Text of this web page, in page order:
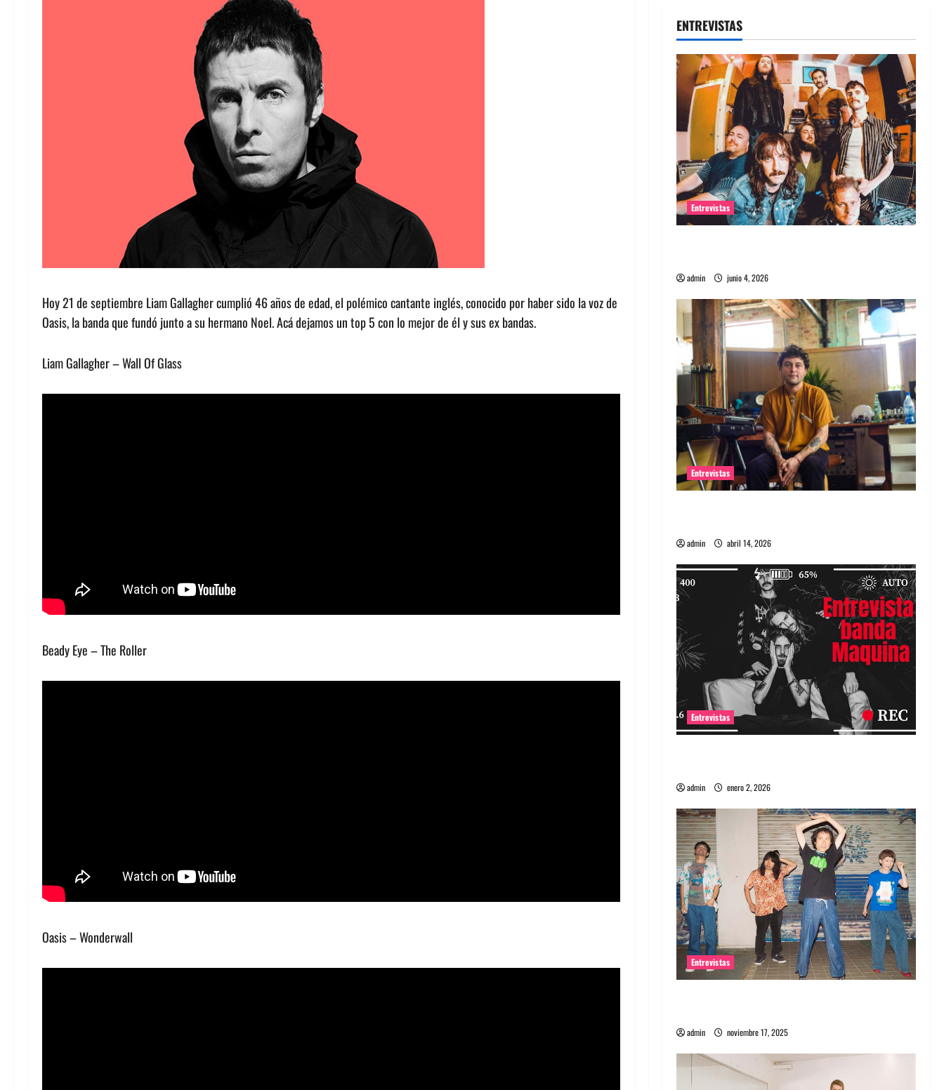
Hoy 21 de septiembre Liam Gallagher cumplió 46 años de edad, el polémico cantante inglés, conocido por haber sido la voz de
Oasis, la banda que fundó junto a su hermano Noel. Acá dejamos un top 5 con lo mejor de él y sus ex bandas.
Liam Gallagher – Wall Of Glass
Beady Eye – The Roller
Oasis – Wonderwall
ENTREVISTAS
Entrevistas
admin junio 4, 2026
Entrevistas
admin abril 14, 2026
Entrevistas
admin enero 2, 2026
Entrevistas
admin noviembre 17, 2025